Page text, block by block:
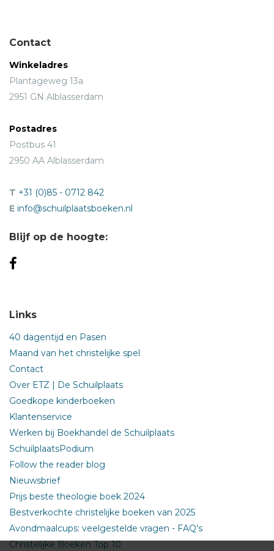
Contact
Winkeladres
Plantageweg 13a
2951 GN Alblasserdam
Postadres
Postbus 41
2950 AA Alblasserdam
T +31 (0)85 - 0712 842
E info@schuilplaatsboeken.nl
Blijf op de hoogte:
Links
40 dagentijd en Pasen
Maand van het christelijke spel
Contact
Over ETZ | De Schuilplaats
Goedkope kinderboeken
Klantenservice
Werken bij Boekhandel de Schuilplaats
SchuilplaatsPodium
Follow the reader blog
Nieuwsbrief
Prijs beste theologie boek 2024
Bestverkochte christelijke boeken van 2025
Avondmaalcups: veelgestelde vragen - FAQ's
Christelijke Boeken Top 10